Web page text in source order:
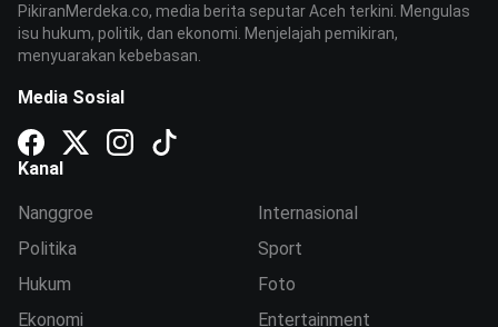
PikiranMerdeka.co, media berita seputar Aceh terkini. Mengulas
isu hukum, politik, dan ekonomi. Menjelajah pemikiran,
menyuarakan kebebasan.
Media Sosial
Kanal
Nanggroe
Politika
Hukum
Ekonomi
Internasional
Sport
Foto
Entertainment